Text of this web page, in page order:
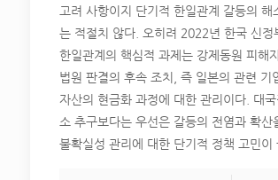
고려 사항이지 단기적 한일관계 갈등의 해
는 적절치 않다. 오히려 2022년 한국 신정
한일관계의 핵심적 과제는 강제동원 피해
법원 판결의 후속 조치, 즉 일본의 관련 기
자산의 현금화 과정에 대한 관리이다. 대
소 추구보다는 우선은 갈등의 전염과 확산
불확실성 관리에 대한 단기적 정책 고민이